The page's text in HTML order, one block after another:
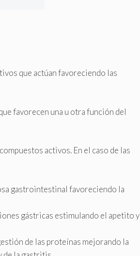
que actúan favoreciendo las
favorecen una u otra función del
activos. En el caso de las
gastrointestinal favoreciendo la
gástricas estimulando el apetito y
de las proteínas mejorando la